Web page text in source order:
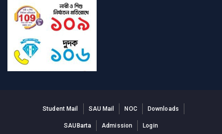
Student Mail SAU Mail NOC Downloads
SAUBarta Admission Login